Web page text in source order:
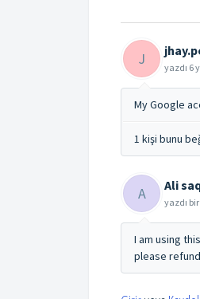
J yazdı 6
My Google
1 kişi bunu
A Ali
yazdı
I am using
please